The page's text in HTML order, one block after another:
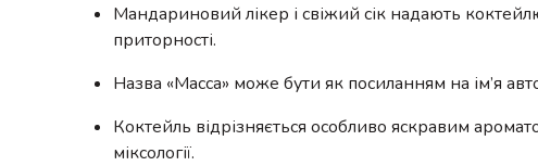
Мандариновий лікер і свіжий сік надають
приторності.
Назва «Macca» може бути як посиланням на ім’я
Коктейль відрізняється особливо яскравим
міксології.